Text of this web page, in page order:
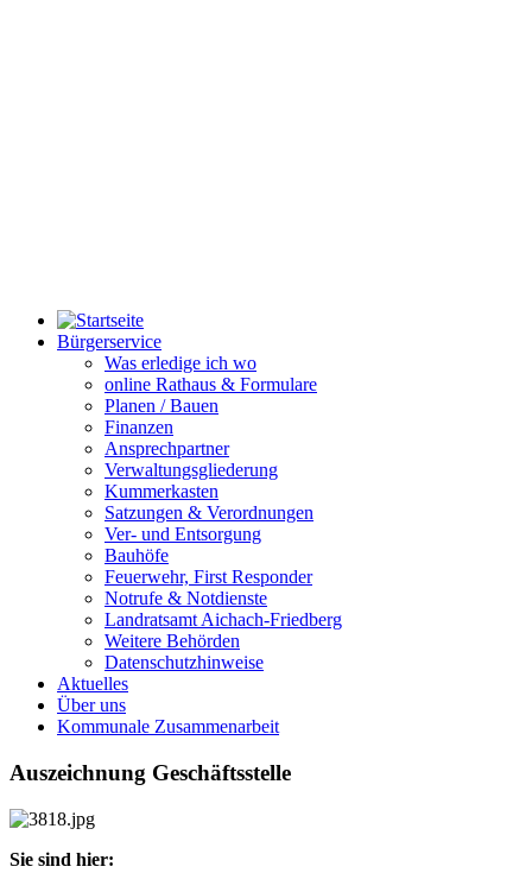
Bürgerservice
Was erledige ich wo
online Rathaus & Formulare
Planen / Bauen
Finanzen
Ansprechpartner
Verwaltungsgliederung
Kummerkasten
Satzungen & Verordnungen
Ver- und Entsorgung
Bauhöfe
Feuerwehr, First Responder
Notrufe & Notdienste
Landratsamt Aichach-Friedberg
Weitere Behörden
Datenschutzhinweise
Aktuelles
Über uns
Kommunale Zusammenarbeit
Auszeichnung Geschäftsstelle
Sie sind hier: